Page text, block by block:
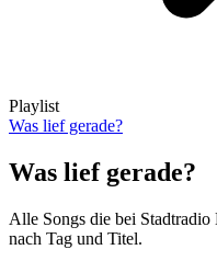
Playlist
Was lief gerade?
Was lief gerade?
Alle Songs die bei
nach Tag und Titel.